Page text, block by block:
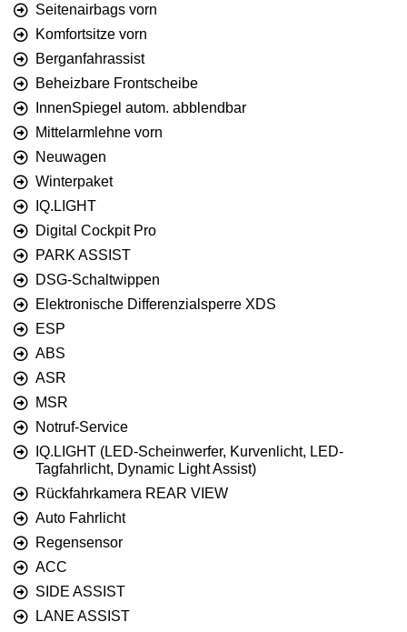
Seitenairbags vorn
Komfortsitze vorn
Berganfahrassist
Beheizbare Frontscheibe
InnenSpiegel autom. abblendbar
Mittelarmlehne vorn
Neuwagen
Winterpaket
IQ.LIGHT
Digital Cockpit Pro
PARK ASSIST
DSG-Schaltwippen
Elektronische Differenzialsperre XDS
ESP
ABS
ASR
MSR
Notruf-Service
IQ.LIGHT (LED-Scheinwerfer, Kurvenlicht, LED-
Tagfahrlicht, Dynamic Light Assist)
Rückfahrkamera REAR VIEW
Auto Fahrlicht
Regensensor
ACC
SIDE ASSIST
LANE ASSIST